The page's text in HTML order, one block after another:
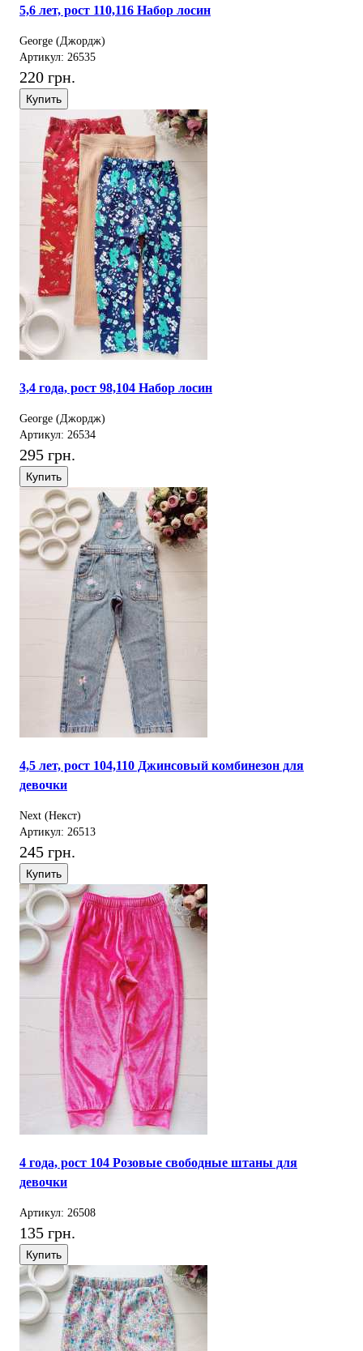
5,6 лет, рост 110,116 Набор лосин
George (Джордж)
Артикул: 26535
220 грн.
Купить
3,4 года, рост 98,104 Набор лосин
George (Джордж)
Артикул: 26534
295 грн.
Купить
4,5 лет, рост 104,110 Джинсовый комбинезон для
девочки
Next (Некст)
Артикул: 26513
245 грн.
Купить
4 года, рост 104 Розовые свободные штаны для
девочки
Артикул: 26508
135 грн.
Купить